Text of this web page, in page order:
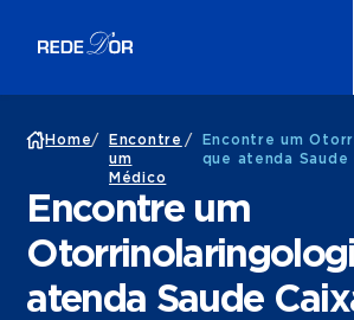
Home/
Encontre
um
Médico
/
Encontre um
que atenda Saude
Encontre um
atenda Saude